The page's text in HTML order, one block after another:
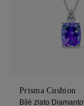
Prisma Cushion
Bílé zlato